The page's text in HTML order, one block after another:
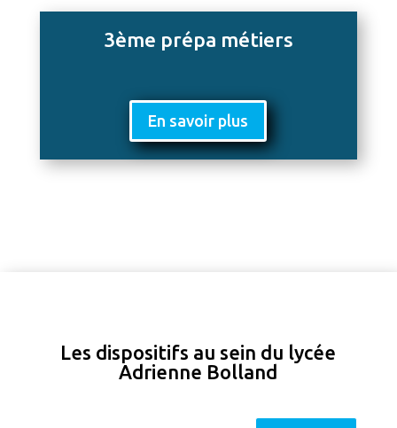
3ème prépa métiers
En savoir plus
Les dispositifs au sein du lycée
Adrienne Bolland